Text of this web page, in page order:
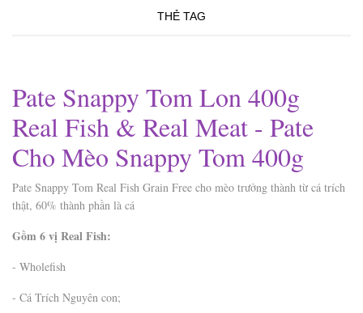
THẺ TAG
Pate Snappy Tom Lon 400g
Real Fish & Real Meat - Pate
Cho Mèo Snappy Tom 400g
Pate Snappy Tom Real Fish Grain Free cho mèo trưởng thành từ cá trích
thật, 60% thành phần là cá
Gồm 6 vị Real Fish:
- Wholefish
- Cá Trích Nguyên con;